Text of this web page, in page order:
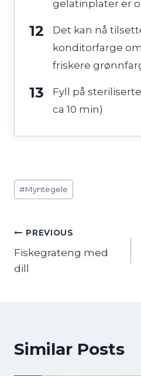
gelatinplater er
Det kan nå
konditorfarge
friskere
Fyll på
ca 10 min)
Post
Tags:
#Myntegele
PREVIOUS
Fiskegrateng med
dill
Similar Posts